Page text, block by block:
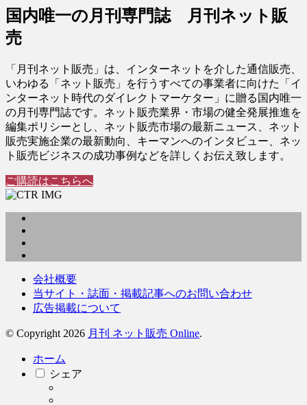
国内唯一の月刊専門誌 月刊ネット販
売
「月刊ネット販売」は、インターネットを介した通信販売、
いわゆる「ネット販売」を行うすべての事業者に向けた「イ
ンターネット時代のダイレクトマーケター」に贈る国内唯一
の月刊専門誌です。ネット販売業界・市場の健全発展推進を
編集ポリシーとし、ネット販売市場の最新ニュース、ネット
販売実施企業の最新動向、キーマンへのインタビュー、ネッ
ト販売ビジネスの成功事例などを詳しくお伝え致します。
ご購読はこちらへ
会社概要
当サイト・誌面・掲載記事へのお問い合わせ
広告掲載について
© Copyright 2026 月刊 ネット販売 Online.
ホーム
シェア